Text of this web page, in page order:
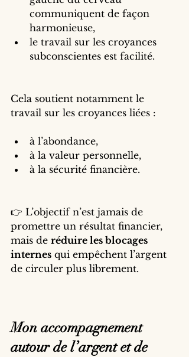
communiquent de façon
harmonieuse,
le travail sur les croyances
subconscientes est facilité.
Cela soutient notamment le
travail sur les croyances liées :
à l’abondance,
à la valeur personnelle,
à la sécurité financière.
👉 L’objectif n’est jamais de
promettre un résultat financier,
mais de réduire les blocages
internes qui empêchent l’argent
de circuler plus librement.
Mon accompagnement
autour de l’argent et de